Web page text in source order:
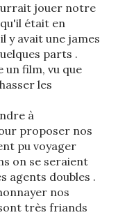
jouer notre
était en
y avait une james
parts .
un film, vu que
les
à
proposer nos
pu voyager
on se seraient
agents doubles .
nos
très friands